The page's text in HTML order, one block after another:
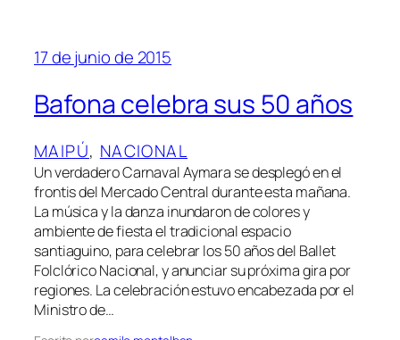
17 de junio de 2015
Bafona celebra sus 50 años
MAIPÚ, NACIONAL
Un verdadero Carnaval Aymara se desplegó en el
frontis del Mercado Central durante esta mañana.
La música y la danza inundaron de colores y
ambiente de fiesta el tradicional espacio
santiaguino, para celebrar los 50 años del Ballet
Folclórico Nacional, y anunciar su próxima gira por
regiones. La celebración estuvo encabezada por el
Ministro de…